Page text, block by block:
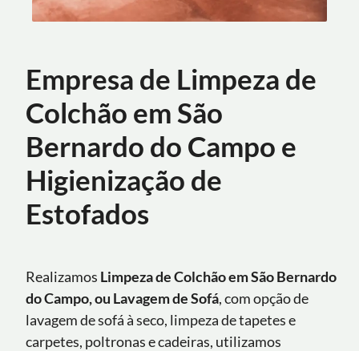
Empresa de Limpeza de
Colchão em São
Bernardo do Campo e
Higienização de
Estofados
Realizamos Limpeza de Colchão em São Bernardo
do Campo, ou Lavagem de Sofá, com opção de
lavagem de sofá à seco, limpeza de tapetes e
carpetes, poltronas e cadeiras, utilizamos